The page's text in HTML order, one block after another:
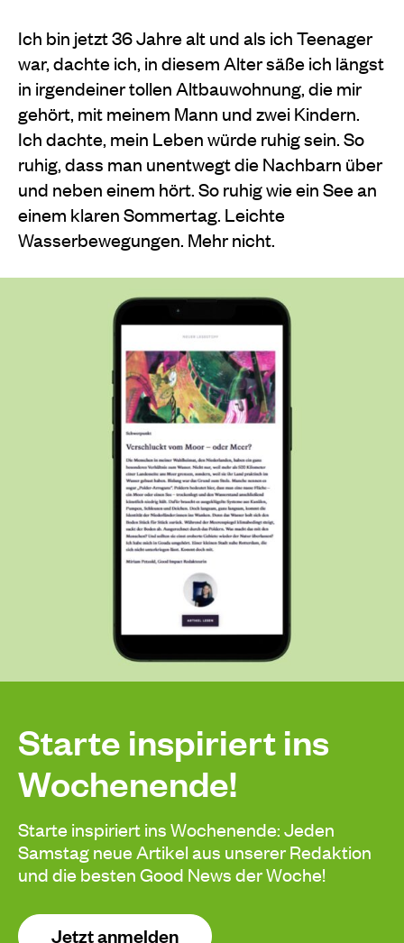
Ich bin jetzt 36 Jahre alt und als ich Teenager
war, dachte ich, in diesem Alter säße ich längst
in irgendeiner tollen Altbauwohnung, die mir
gehört, mit meinem Mann und zwei Kindern.
Ich dachte, mein Leben würde ruhig sein. So
ruhig, dass man unentwegt die Nachbarn über
und neben einem hört. So ruhig wie ein See an
einem klaren Sommertag. Leichte
Wasserbewegungen. Mehr nicht.
Starte inspiriert ins
Wochenende!
Starte inspiriert ins Wochenende: Jeden
Samstag neue Artikel aus unserer Redaktion
und die besten Good News der Woche!
Jetzt anmelden